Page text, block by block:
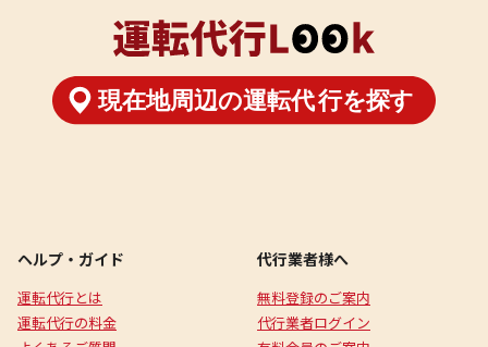
ヘルプ・ガイド
運転代行とは
運転代行の料金
代行業者様へ
無料登録のご案内
代行業者ログイン